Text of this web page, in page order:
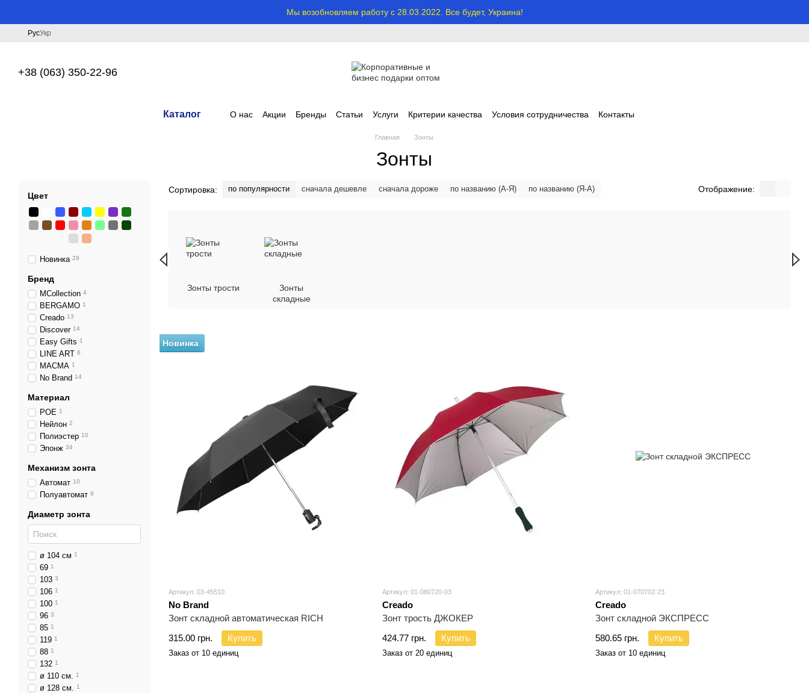
Мы возобновляем работу с 28.03.2022. Все будет, Украина!
РусУкр
+38 (063) 350-22-96
Каталог О нас Акции Бренды Статьи Услуги Критерии качества Условия сотрудничества Контакты
Главная Зонты
Зонты
Сортировка: по популярности сначала дешевле сначала дороже по названию (А-Я) по названию (Я-А) Отображение:
Зонты трости
Зонты
складные
Новинка
Артикул: 03-45510
No Brand
Зонт складной автоматическая RICH
315.00 грн.
Купить
Заказ от 10 единиц
Артикул: 01-080720-03
Creado
Зонт трость ДЖОКЕР
424.77 грн.
Купить
Заказ от 20 единиц
Артикул: 01-070702-23
Creado
Зонт складной ЭКСПРЕСС
580.65 грн.
Купить
Заказ от 10 единиц
Цвет
Новинка 29
Бренд
MCollection 4
BERGAMO 1
Creado 13
Discover 14
Easy Gifts 1
LINE ART 6
MACMA 1
No Brand 14
Материал
POE 1
Нейлон 2
Полиэстер 10
Эпонж 34
Механизм зонта
Автомат 10
Полуавтомат 6
Диаметр зонта
ø 104 см 1
69 1
103 3
106 1
100 1
96 3
85 1
119 1
88 1
132 1
ø 110 см. 1
ø 128 см. 1